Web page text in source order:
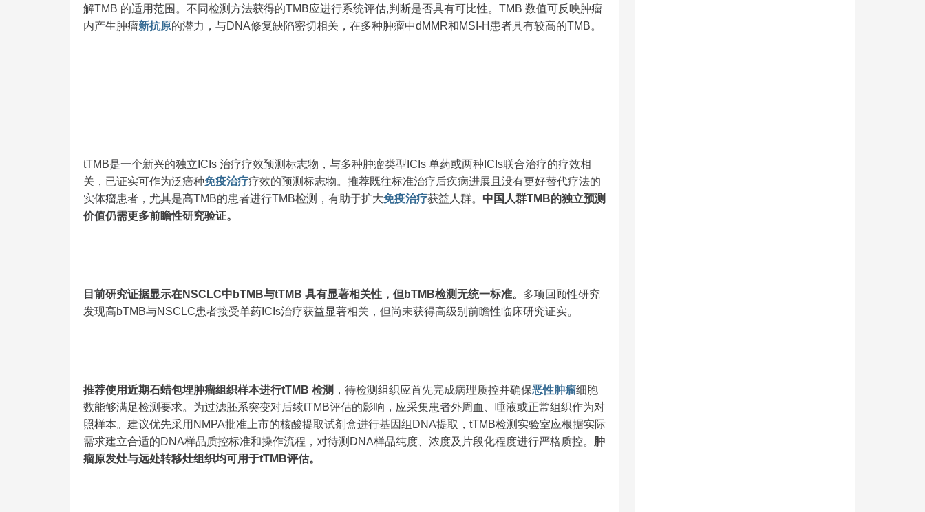
解TMB 的适用范围。不同检测方法获得的TMB应进行系统评估,判断是否具有可比性。TMB 数值可反映肿瘤
内产生肿瘤新抗原的潜力，与DNA修复缺陷密切相关，在多种肿瘤中dMMR和MSI-H患者具有较高的TMB。
tTMB是一个新兴的独立ICIs 治疗疗效预测标志物，与多种肿瘤类型ICIs 单药或两种ICIs联合治疗的疗效相
关，已证实可作为泛癌种免疫治疗疗效的预测标志物。推荐既往标准治疗后疾病进展且没有更好替代疗法的
实体瘤患者，尤其是高TMB的患者进行TMB检测，有助于扩大免疫治疗获益人群。 中国人群TMB的独立预测
价值仍需更多前瞻性研究验证。
目前研究证据显示在NSCLC中bTMB与tTMB 具有显著相关性，但bTMB检测无统一标准。 多项回顾性研究
发现高bTMB与NSCLC患者接受单药ICIs治疗获益显著相关，但尚未获得高级别前瞻性临床研究证实。
推荐使用近期石蜡包埋肿瘤组织样本进行tTMB 检测 ，待检测组织应首先完成病理质控并确保恶性肿瘤细胞
数能够满足检测要求。为过滤胚系突变对后续tTMB评估的影响，应采集患者外周血、唾液或正常组织作为对
照样本。建议优先采用NMPA批准上市的核酸提取试剂盒进行基因组DNA提取，tTMB检测实验室应根据实际
需求建立合适的DNA样品质控标准和操作流程，对待测DNA样品纯度、浓度及片段化程度进行严格质控。 肿
瘤原发灶与远处转移灶组织均可用于tTMB评估。